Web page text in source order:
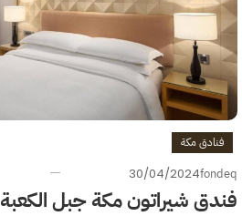
فنادق مكة
30/04/2024fondeq
فندق شيراتون مكة جبل الكعبة